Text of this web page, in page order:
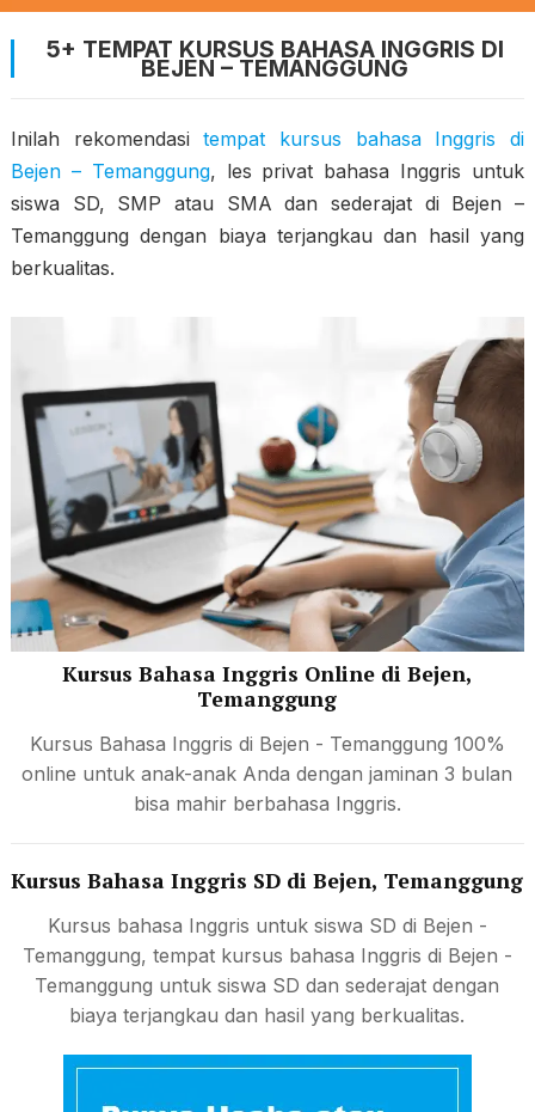
5+ TEMPAT KURSUS BAHASA INGGRIS DI
BEJEN – TEMANGGUNG
Inilah rekomendasitempat kursus bahasa Inggris di
Bejen – Temanggung, les privat bahasa Inggris untuk
siswa SD, SMP atau SMA dan sederajat di Bejen –
Temanggung dengan biaya terjangkau dan hasil yang
berkualitas.
Kursus Bahasa Inggris Online di Bejen,
Temanggung
Kursus Bahasa Inggris di Bejen - Temanggung 100%
online untuk anak-anak Anda dengan jaminan 3 bulan
bisa mahir berbahasa Inggris.
Kursus Bahasa Inggris SD di Bejen, Temanggung
Kursus bahasa Inggris untuk siswa SD di Bejen -
Temanggung, tempat kursus bahasa Inggris di Bejen -
Temanggung untuk siswa SD dan sederajat dengan
biaya terjangkau dan hasil yang berkualitas.